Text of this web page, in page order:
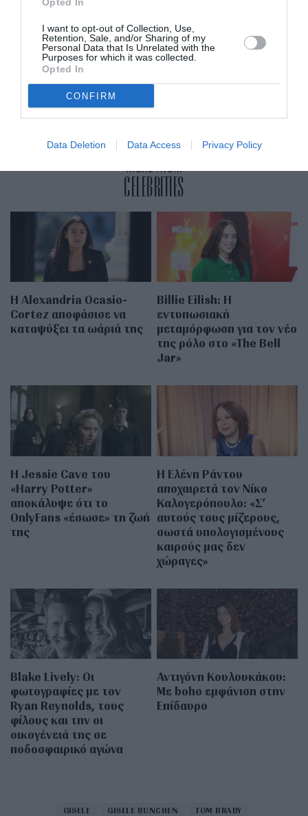
I want to opt-out of Collection, Use,
Retention, Sale, and/or Sharing of my
Personal Data that Is Unrelated with the
Purposes for which it was collected.
Opted In
CONFIRM
Data Deletion Data Access Privacy Policy
RELATED STORY
Gisele: Με λευκό μακρύ φόρεμα σε
MORE FROM
CELEBRITIES
Η Alexandria Ocasio-
Cortez αποφάσισε να
καταψύξει τα ωάριά της
Billie Eilish: Η
εντυπωσιακή
μεταμόρφωση για τον νέο
της ρόλο στο «The Bell
Jar»
Η Jessie Cave του
«Harry Potter»
αποκάλυψε ότι το
OnlyFans «έσωσε» τη ζωή
της
Η Ελένη Ράντου
αποχαιρετά τον Νίκο
Καλογερόπουλο: «Σ’
αυτούς τους μίζερους,
σωστά υπολογισμένους
καιρούς μας δεν
χώραγες»
Blake Lively: Οι
φωτογραφίες με τον
Ryan Reynolds, τους
φίλους και την οι
οικογένειά της σε
ποδοσφαιρικό αγώνα
Αντιγόνη Κουλουκάκου:
Με boho εμφάνιση στην
Επίδαυρο
GISELE GISELE BUNCHEN TOM BRADY